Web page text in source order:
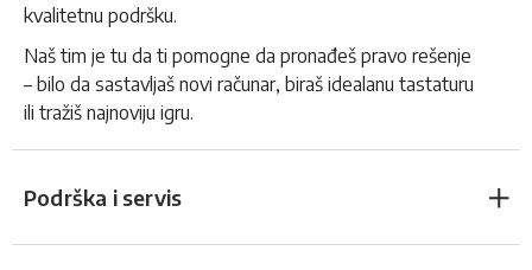
kvalitetnu podršku.
Naš tim je tu da ti pomogne da pronađeš pravo rešenje
– bilo da sastavljaš novi računar, biraš idealanu tastaturu
ili tražiš najnoviju igru.
Podrška i servis